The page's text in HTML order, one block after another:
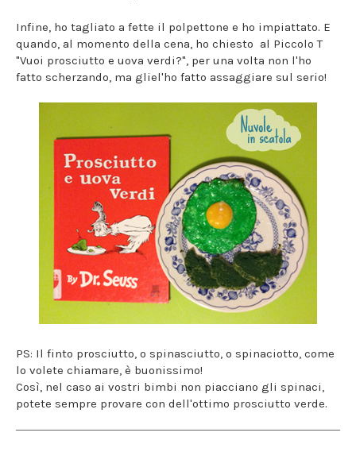
Infine, ho tagliato a fette il polpettone e ho impiattato. E
quando, al momento della cena, ho chiesto al Piccolo T
"Vuoi prosciutto e uova verdi?", per una volta non l'ho
fatto scherzando, ma gliel'ho fatto assaggiare sul serio!
PS: Il finto prosciutto, o spinasciutto, o spinaciotto, come
lo volete chiamare, è buonissimo!
Così, nel caso ai vostri bimbi non piacciano gli spinaci,
potete sempre provare con dell'ottimo prosciutto verde.